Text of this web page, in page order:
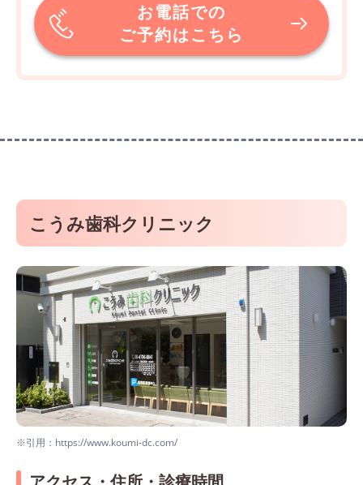
お電話での
ご予約はこちら
こうみ歯科クリニック
※引用：https://www.koumi-dc.com/